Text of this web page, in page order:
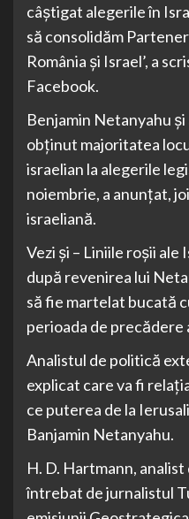
câştigat alegerile în
să consolidăm
România şi Israel’, a
Facebook.
Benjamin Netanyahu
obţinut majoritatea
israelian la alegerile
noiembrie, a anunţat,
israeliană.
Vezi și – Liniile roșii ale
după revenirea lui
să fie martelat bucată
perioada de precădere
Analistul de politică
explicat care va fi
ce puterea de la
Banjamin Netanyahu.
H. D. Hartmann,
întrebat de jurnalistul